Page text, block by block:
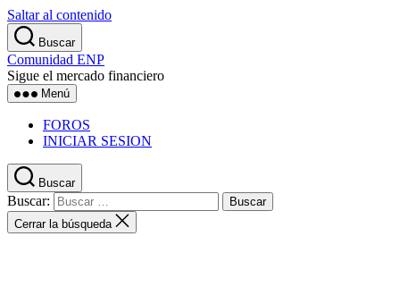
Saltar al contenido
Buscar
Comunidad ENP
Sigue el mercado financiero
Menú
FOROS
INICIAR SESION
Buscar
Buscar:
Cerrar la búsqueda